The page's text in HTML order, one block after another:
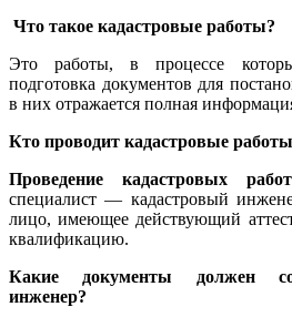
Что такое кадастровые работы?
Это работы, в процессе
подготовка документов для
в них отражается полная
Кто проводит кадастровые
Проведение кадастровых работ
специалист — кадастровый
лицо, имеющее действующий
квалификацию.
Какие документы должен
инженер?